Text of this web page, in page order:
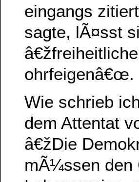
eingangs
sagte, lÃ¤sst
ohrfeigenâ€œ.
Wie schrieb
dem Attentat
â€žDie
mÃ¼ssen den